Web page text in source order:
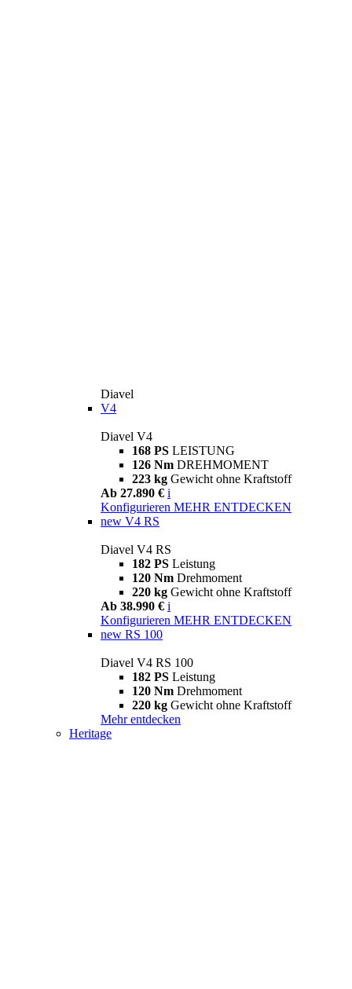
Diavel
V4
Diavel V4
168 PS LEISTUNG
126 Nm DREHMOMENT
223 kg Gewicht ohne Kraftstoff
Ab 27.890 € i
Konfigurieren MEHR ENTDECKEN
new V4 RS
Diavel V4 RS
182 PS Leistung
120 Nm Drehmoment
220 kg Gewicht ohne Kraftstoff
Ab 38.990 € i
Konfigurieren MEHR ENTDECKEN
new RS 100
Diavel V4 RS 100
182 PS Leistung
120 Nm Drehmoment
220 kg Gewicht ohne Kraftstoff
Mehr entdecken
Heritage